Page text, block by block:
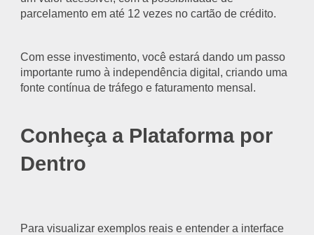
parcelamento em até 12 vezes no cartão de crédito.
Com esse investimento, você estará dando um passo
importante rumo à independência digital, criando uma
fonte contínua de tráfego e faturamento mensal.
Conheça a Plataforma por
Dentro
Para visualizar exemplos reais e entender a interface